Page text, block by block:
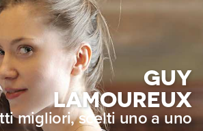
GUY
LAMOUREUX
migliori, scelti uno a uno